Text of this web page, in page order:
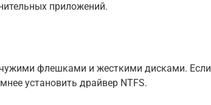
приложений.
флешками и жесткими дисками. Если
установить драйвер NTFS.